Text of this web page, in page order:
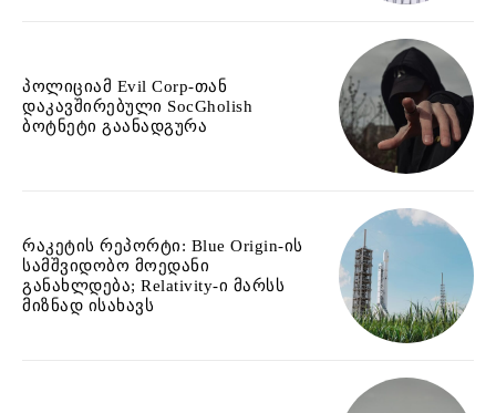
პოლიციამ Evil Corp-თან
დაკავშირებული SocGholish
ბოტნეტი გაანადგურა
რაკეტის რეპორტი: Blue Origin-ის
სამშვიდობო მოედანი
განახლდება; Relativity-ი მარსს
მიზნად ისახავს